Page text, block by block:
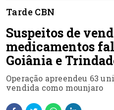
Tarde CBN
Suspeitos de
medicamentos
Goiânia e
Operação apreendeu 63
vendida como mounjaro